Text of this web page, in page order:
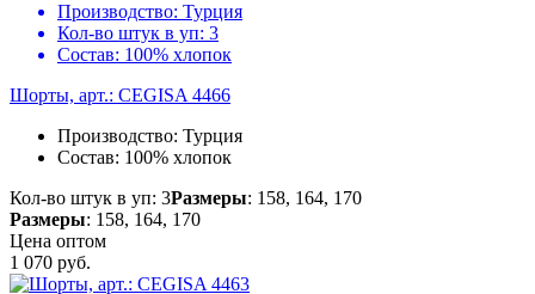
Производство: Турция
Кол-во штук в уп: 3
Состав: 100% хлопок
Шорты, арт.: CEGISA 4466
Производство: Турция
Состав: 100% хлопок
Кол-во штук в уп: 3Размеры: 158, 164, 170
Размеры: 158, 164, 170
Цена оптом
1 070 руб.